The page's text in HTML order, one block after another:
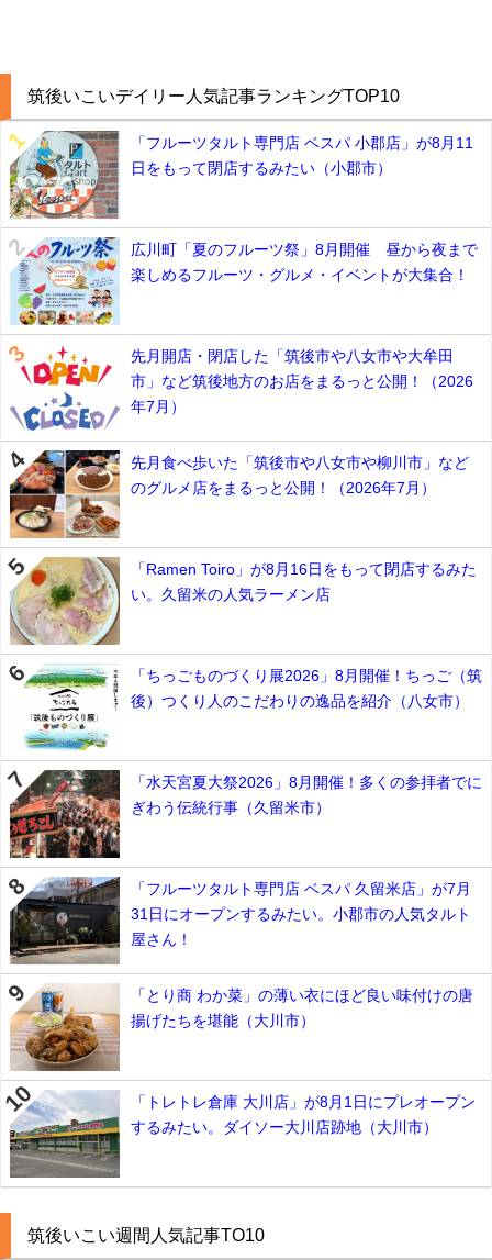
筑後いこいデイリー人気記事ランキングTOP10
「フルーツタルト専門店 ベスパ 小郡店」が8月11
日をもって閉店するみたい（小郡市）
広川町「夏のフルーツ祭」8月開催 昼から夜まで
楽しめるフルーツ・グルメ・イベントが大集合！
先月開店・閉店した「筑後市や八女市や大牟田
市」など筑後地方のお店をまるっと公開！（2026
年7月）
先月食べ歩いた「筑後市や八女市や柳川市」など
のグルメ店をまるっと公開！（2026年7月）
「Ramen Toiro」が8月16日をもって閉店するみた
い。久留米の人気ラーメン店
「ちっごものづくり展2026」8月開催！ちっご（筑
後）つくり人のこだわりの逸品を紹介（八女市）
「水天宮夏大祭2026」8月開催！多くの参拝者でに
ぎわう伝統行事（久留米市）
「フルーツタルト専門店 ベスパ 久留米店」が7月
31日にオープンするみたい。小郡市の人気タルト
屋さん！
「とり商 わか菜」の薄い衣にほど良い味付けの唐
揚げたちを堪能（大川市）
「トレトレ倉庫 大川店」が8月1日にプレオープン
するみたい。ダイソー大川店跡地（大川市）
筑後いこい週間人気記事TO10